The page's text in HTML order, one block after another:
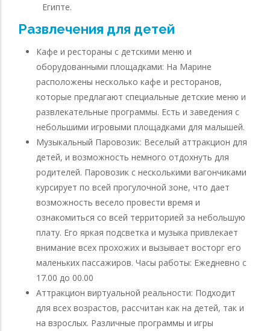
Египте.
Развлечения для детей
Кафе и рестораны с детскими меню и
оборудованными площадками: На Марине
расположены несколько кафе и ресторанов,
которые предлагают специальные детские меню и
развлекательные программы. Есть и заведения с
небольшими игровыми площадками для малышей.
Музыкальный Паровозик: Веселый аттракцион для
детей, и возможность немного отдохнуть для
родителей. Паровозик с несколькими вагончиками
курсирует по всей прогулочной зоне, что дает
возможность весело провести время и
ознакомиться со всей территорией за небольшую
плату. Его яркая подсветка и музыка привлекает
внимание всех прохожих и вызывает восторг его
маленьких пассажиров. Часы работы: Ежедневно с
17.00 до 00.00
Аттракцион виртуальной реальности: Подходит
для всех возрастов, рассчитан как на детей, так и
на взрослых. Различные программы и игры